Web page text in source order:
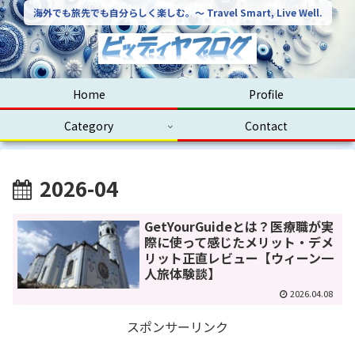
海外でも旅先でも自分らしく楽しむ。〜 Travel Smart, Live Well.
Home
Profile
Category
Contact
2026-04
GetYourGuideとは？医療職が実
際に使って感じたメリット・デメ
リット正直レビュー【ウィーン一
人旅体験談】
2026.04.08
スポンサーリンク